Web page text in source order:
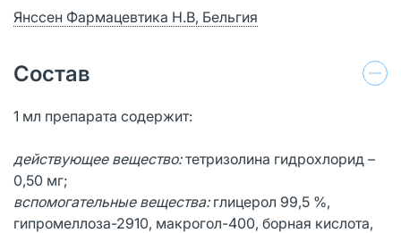
Янссен Фармацевтика Н.В, Бельгия
Состав
1 мл препарата содержит:
действующее вещество:тетризолина гидрохлорид –
0,50 мг;
вспомогательные вещества:глицерол 99,5 %,
гипромеллоза-2910, макрогол-400, борная кислота,